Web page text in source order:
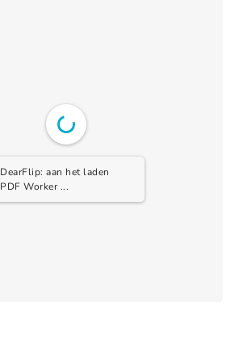
DearFlip: aan het laden
PDF Worker ...